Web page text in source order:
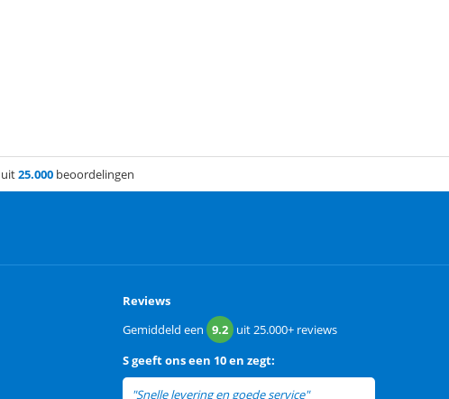
uit25.000 beoordelingen
Reviews
Gemiddeld een 9.2 uit25.000+ reviews
Sgeeft ons een 10 en zegt:
"Snelle levering en goede service"